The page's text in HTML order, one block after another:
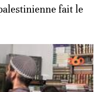
fait le